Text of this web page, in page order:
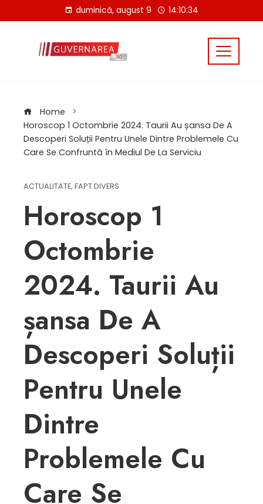
to
duminică, august 9 14:10:35
Home
Horoscop 1 Octombrie 2024. Taurii Au șansa De A
Descoperi Soluții Pentru Unele Dintre Problemele Cu
Care Se Confruntă în Mediul De La Serviciu
ACTUALITATE, FAPT DIVERS
Horoscop 1
Octombrie
2024. Taurii Au
șansa De A
Descoperi Soluții
Pentru Unele
Dintre
Problemele Cu
Care Se